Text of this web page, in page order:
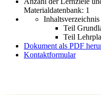
Materialdatenbank: 1
Inhaltsverzeichnis
Teil
Teil
Dokument als PDF
Kontaktformular